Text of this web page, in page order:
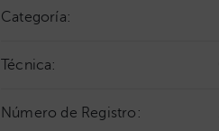
Categoría:
Técnica:
Número de Registro: